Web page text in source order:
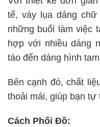
tế, váy lụa dáng
những buổi làm việc
hợp với nhiều dáng
táo đến dáng hình
Bên cạnh đó, chất
thoải mái, giúp bạn tự
Cách Phối Đồ: